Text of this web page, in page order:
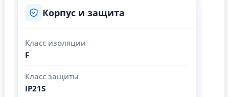
Корпус и защита
Класс изоляции
F
Класс защиты
IP21S